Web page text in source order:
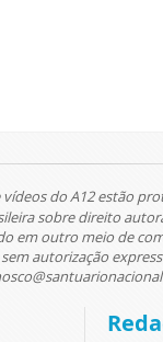
do A12 estão
sobre direito
em outro meio de
autorização